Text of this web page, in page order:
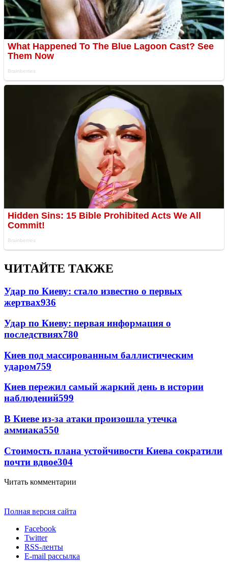
ЧИТАЙТЕ ТАКЖЕ
Удар по Киеву: стало известно о первых
жертвах936
Удар по Киеву: первая информация о
последствиях780
Киев под массированным баллистическим
ударом759
Киев пережил самый жаркий день в истории
наблюдений599
В Киеве из-за атаки произошла утечка
аммиака550
Стоимость плана устойчивости Киева сократили
почти вдвое304
Читать комментарии
Полная версия сайта
Facebook
Twitter
RSS-ленты
E-mail рассылка